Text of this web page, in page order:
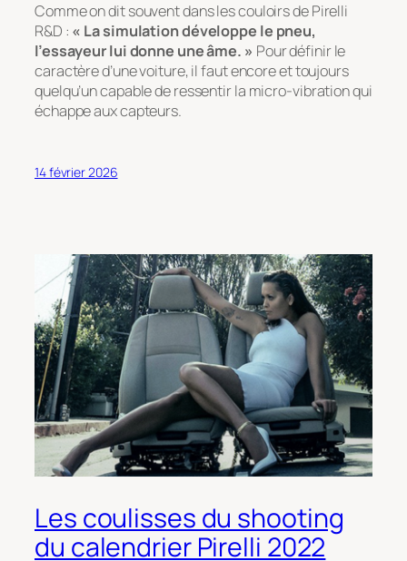
Comme on dit souvent dans les couloirs de Pirelli
R&D : « La simulation développe le pneu,
l’essayeur lui donne une âme. » Pour définir le
caractère d’une voiture, il faut encore et toujours
quelqu’un capable de ressentir la micro-vibration qui
échappe aux capteurs.
14 février 2026
Les coulisses du shooting
du calendrier Pirelli 2022